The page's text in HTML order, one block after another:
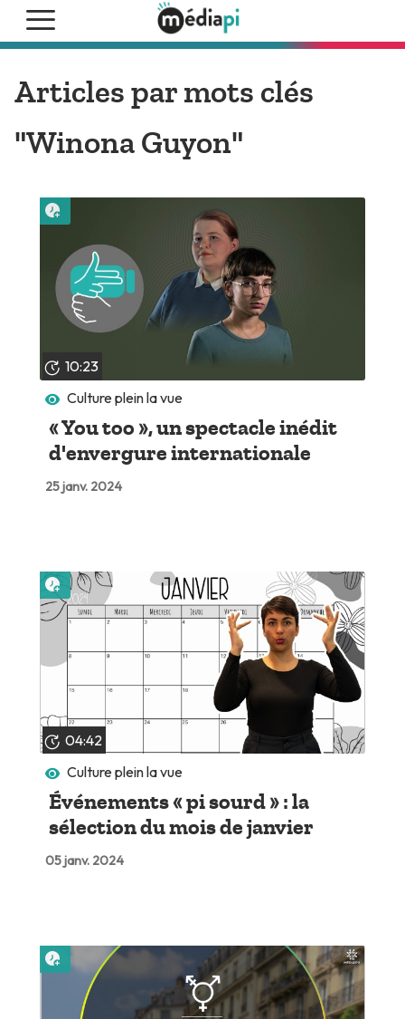
Articles par mots clés
"Winona Guyon"
10:23
Culture plein la vue
« You too », un spectacle inédit
d'envergure internationale
25 janv. 2024
04:42
Culture plein la vue
Événements « pi sourd » : la
sélection du mois de janvier
05 janv. 2024
Lire plus tard
Lire plus tard